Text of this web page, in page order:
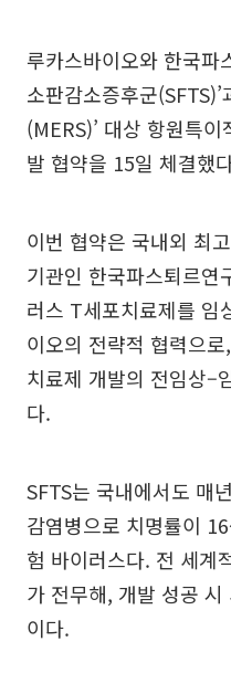
루카스바이오와 한국파
소판감소증후군
(MERS)’ 대상 항원특
발 협약을 15일 체결했
이번 협약은 국내외 최
기관인 한국파스퇴르연
러스 T세포치료제를 임
이오의 전략적 협력으
치료제 개발의 전임상–
다.
SFTS는 국내에서도 매
감염병으로 치명률이
험 바이러스다. 전 세계
가 전무해, 개발 성공
이다.